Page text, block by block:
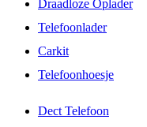
Draadloze Oplader
Telefoonlader
Carkit
Telefoonhoesje
Dect Telefoon